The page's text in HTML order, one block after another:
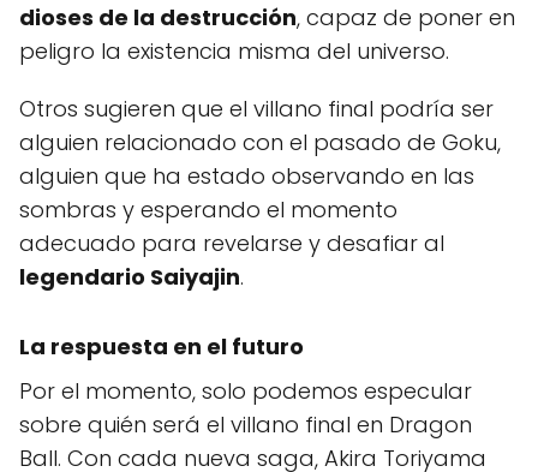
dioses de la destrucción, capaz de poner en
peligro la existencia misma del universo.
Otros sugieren que el villano final podría ser
alguien relacionado con el pasado de Goku,
alguien que ha estado observando en las
sombras y esperando el momento
adecuado para revelarse y desafiar al
legendario Saiyajin.
La respuesta en el futuro
Por el momento, solo podemos especular
sobre quién será el villano final en Dragon
Ball. Con cada nueva saga, Akira Toriyama